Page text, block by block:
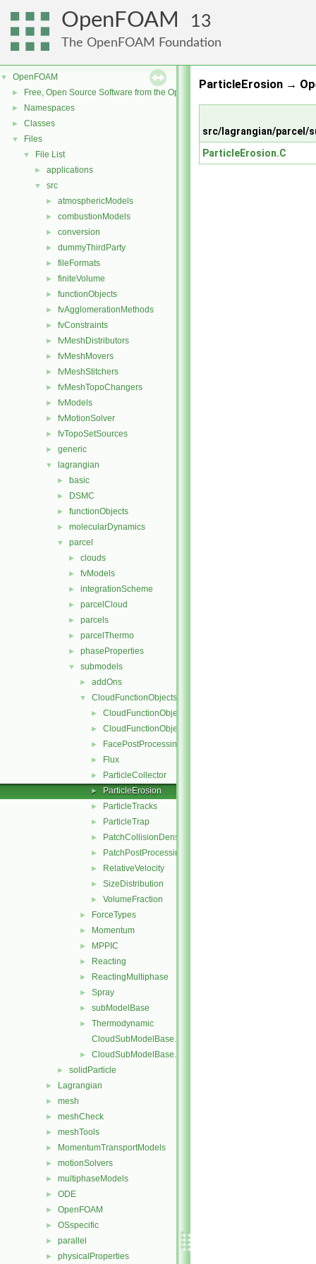
OpenFOAM 13
The OpenFOAM Foundation
▼ OpenFOAM
► Free, Open Source Software from the OpenFOAM Foundation
► Namespaces
► Classes
▼ Files
▼ File List
► applications
▼ src
► atmosphericModels
► combustionModels
► conversion
► dummyThirdParty
► fileFormats
► finiteVolume
► functionObjects
► fvAgglomerationMethods
► fvConstraints
► fvMeshDistributors
► fvMeshMovers
► fvMeshStitchers
► fvMeshTopoChangers
► fvModels
► fvMotionSolver
► fvTopoSetSources
► generic
▼ lagrangian
► basic
► DSMC
► functionObjects
► molecularDynamics
▼ parcel
► clouds
► fvModels
► integrationScheme
► parcelCloud
► parcels
► parcelThermo
► phaseProperties
▼ submodels
► addOns
▼ CloudFunctionObjects
► CloudFunctionObject
► CloudFunctionObjectList
► FacePostProcessing
► Flux
► ParticleCollector
► ParticleErosion
► ParticleTracks
► ParticleTrap
► PatchCollisionDensity
► PatchPostProcessing
► RelativeVelocity
► SizeDistribution
► VolumeFraction
► ForceTypes
► Momentum
► MPPIC
► Reacting
► ReactingMultiphase
► Spray
► subModelBase
►
Thermodynamic
CloudSubModelBase.C
► CloudSubModelBase.H
► solidParticle
► Lagrangian
► mesh
► meshCheck
► meshTools
► MomentumTransportModels
► motionSolvers
► multiphaseModels
► ODE
► OpenFOAM
► OSspecific
► parallel
► physicalProperties
ParticleErosion →
src/lagrangian/parcel/
ParticleErosion.C